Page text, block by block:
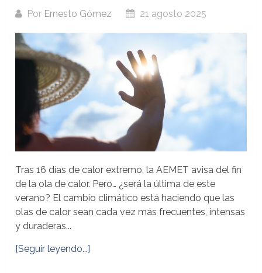
Por Ernesto Gómez 21 agosto 2025
Tras 16 días de calor extremo, la AEMET avisa del fin
de la ola de calor. Pero… ¿será la última de este
verano? El cambio climático está haciendo que las
olas de calor sean cada vez más frecuentes, intensas
y duraderas...
[Seguir leyendo...]